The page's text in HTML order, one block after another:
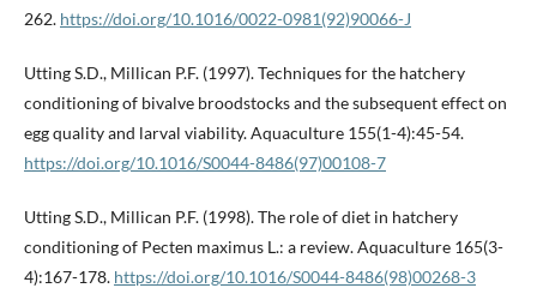
262. https://doi.org/10.1016/0022-0981(92)90066-J
Utting S.D., Millican P.F. (1997). Techniques for the hatchery
conditioning of bivalve broodstocks and the subsequent effect on
egg quality and larval viability. Aquaculture 155(1-4):45-54.
https://doi.org/10.1016/S0044-8486(97)00108-7
Utting S.D., Millican P.F. (1998). The role of diet in hatchery
conditioning of Pecten maximus L.: a review. Aquaculture 165(3-
4):167-178. https://doi.org/10.1016/S0044-8486(98)00268-3